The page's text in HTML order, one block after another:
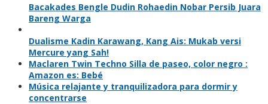
Bacakades Bengle Dudin Rohaedin Nobar Persib Juara
Bareng Warga
Dualisme Kadin Karawang, Kang Ais: Mukab versi
Mercure yang Sah!
Maclaren Twin Techno Silla de paseo, color negro :
Amazon es: Bebé
Música relajante y tranquilizadora para dormir y
concentrarse